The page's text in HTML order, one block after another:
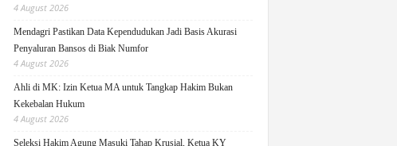
4 August 2026
Mendagri Pastikan Data Kependudukan Jadi Basis Akurasi
Penyaluran Bansos di Biak Numfor
4 August 2026
Ahli di MK: Izin Ketua MA untuk Tangkap Hakim Bukan
Kekebalan Hukum
4 August 2026
Seleksi Hakim Agung Masuki Tahap Krusial, Ketua KY